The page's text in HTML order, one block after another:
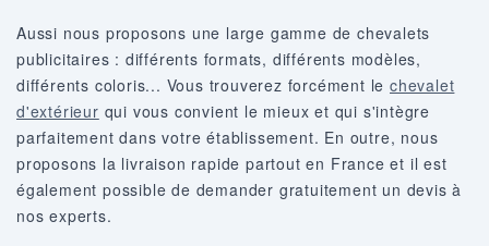
Aussi nous proposons une large gamme de chevalets
publicitaires : différents formats, différents modèles,
différents coloris... Vous trouverez forcément le chevalet
d'extérieur qui vous convient le mieux et qui s'intègre
parfaitement dans votre établissement. En outre, nous
proposons la livraison rapide partout en France et il est
également possible de demander gratuitement un devis à
nos experts.